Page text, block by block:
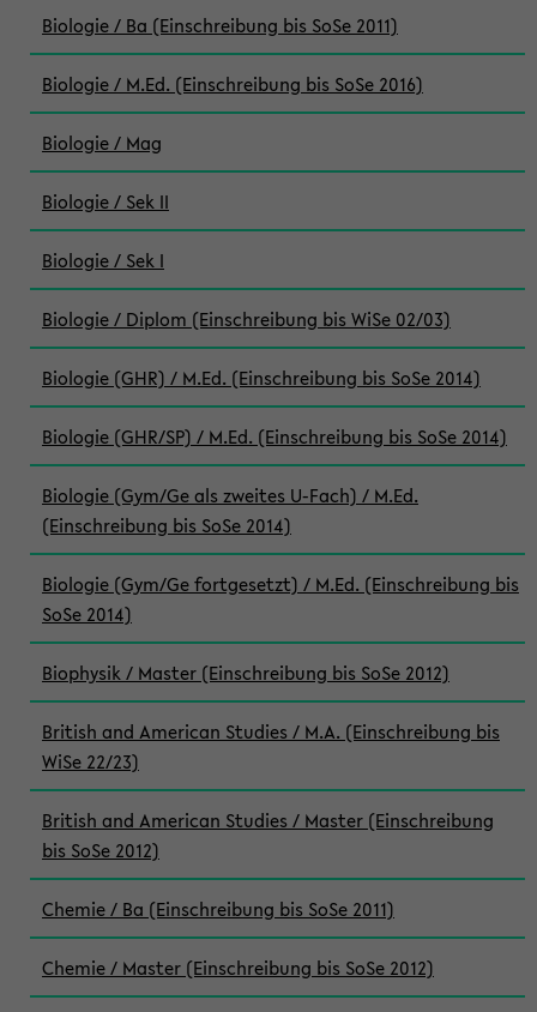
Biologie / Ba (Einschreibung bis SoSe 2011)
Biologie / M.Ed. (Einschreibung bis SoSe 2016)
Biologie / Mag
Biologie / Sek II
Biologie / Sek I
Biologie / Diplom (Einschreibung bis WiSe 02/03)
Biologie (GHR) / M.Ed. (Einschreibung bis SoSe 2014)
Biologie (GHR/SP) / M.Ed. (Einschreibung bis SoSe 2014)
Biologie (Gym/Ge als zweites U-Fach) / M.Ed.
(Einschreibung bis SoSe 2014)
Biologie (Gym/Ge fortgesetzt) / M.Ed. (Einschreibung bis
SoSe 2014)
Biophysik / Master (Einschreibung bis SoSe 2012)
British and American Studies / M.A. (Einschreibung bis
WiSe 22/23)
British and American Studies / Master (Einschreibung
bis SoSe 2012)
Chemie / Ba (Einschreibung bis SoSe 2011)
Chemie / Master (Einschreibung bis SoSe 2012)